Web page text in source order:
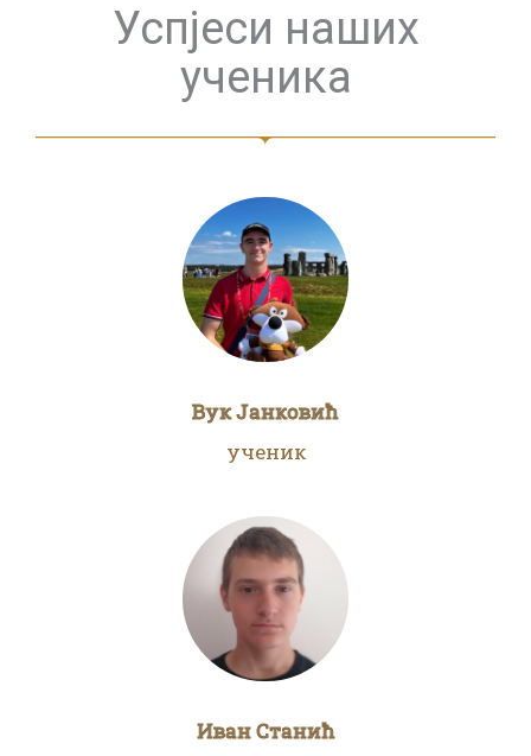
Успјеси наших
ученика
Вук Јанковић
ученик
Иван Станић